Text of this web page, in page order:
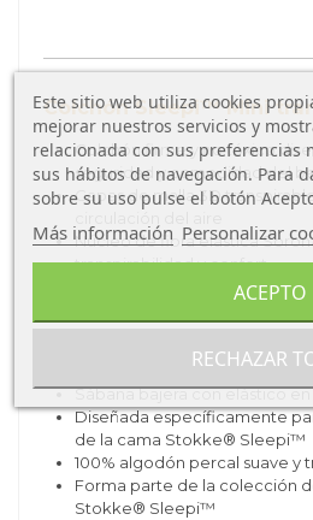
Colchón Sleepi™ Mini
Colchón firme y no tóxico
seguridad y comodidad del
Capas de malla 3D
Núcleo de fibra elástica
transpirabilidad y confort
Funda y núcleo lavables para
Sábana para cama
Sábana bajera con elástico
Diseñada específicamente
de la cama Stokke® Sleepi™
100% algodón percal suave y
Forma parte de la colección
Stokke® Sleepi™
Este sitio web utiliza cookies
mejorar nuestros servicios y
relacionada con sus preferencias
sus hábitos de navegación. Para
sobre su uso pulse el botón
Más información Personalizar
RECHAZAR
ACEPTO